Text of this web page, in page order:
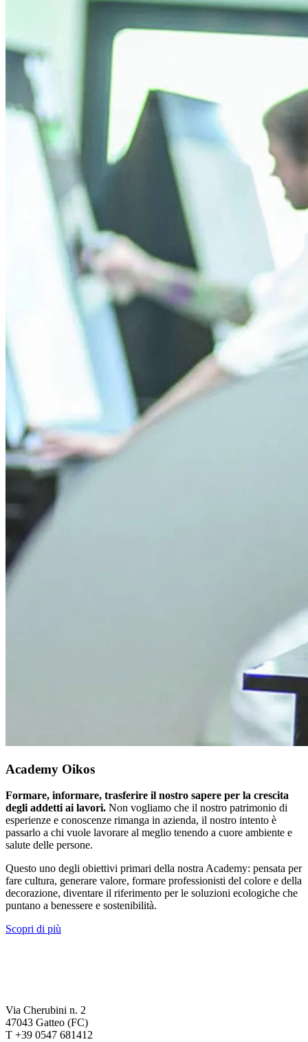
Academy Oikos
Formare, informare, trasferire il nostro sapere per la crescita
degli addetti ai lavori. Non vogliamo che il nostro patrimonio di
esperienze e conoscenze rimanga in azienda, il nostro intento è
passarlo a chi vuole lavorare al meglio tenendo a cuore ambiente e
salute delle persone.
Questo uno degli obiettivi primari della nostra Academy: pensata per
fare cultura, generare valore, formare professionisti del colore e della
decorazione, diventare il riferimento per le soluzioni ecologiche che
puntano a benessere e sostenibilità.
Scopri di più
Via Cherubini n. 2
47043 Gatteo (FC)
T +39 0547 681412